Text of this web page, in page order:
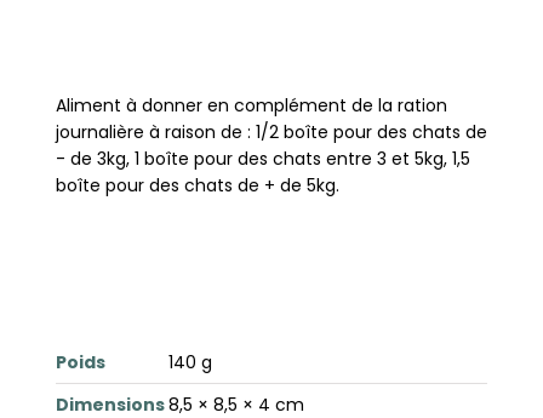
Aliment à donner en complément de la ration
journalière à raison de : 1/2 boîte pour des chats de
- de 3kg, 1 boîte pour des chats entre 3 et 5kg, 1,5
boîte pour des chats de + de 5kg.
Poids
140 g
Dimensions8,5 × 8,5 × 4 cm